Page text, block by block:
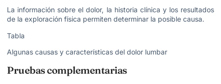
La información sobre el dolor, la historia clínica y los resultados
de la exploración física permiten determinar la posible causa.
Tabla
Algunas causas y características del dolor lumbar
Pruebas complementarias